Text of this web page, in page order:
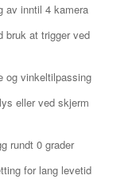
av inntil 4 kamera
bruk at trigger ved
og vinkeltilpassing
eller ved skjerm
rundt 0 grader
for lang levetid